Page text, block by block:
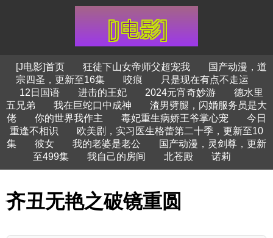
[J电影]首页 狂徒下山女帝师父超宠我
国产动漫，道
宗四圣，更新至16集
咬痕
只是现在有点不走运
12日国语
进击的王妃 2024元宵奇妙游
德水里
五兄弟
我在巨蛇口中成神
渣男劈腿，闪婚服务员是大
佬
你的世界我作主 毒妃重生病娇王爷掌心宠
今日
重逢不相识
欧美剧，实习医生格蕾第二十季，更新至10
集
彼女 我的老婆是老公
国产动漫，灵剑尊，更新
至499集
我自己的房间 北苍殿 诺莉
齐丑无艳之破镜重圆